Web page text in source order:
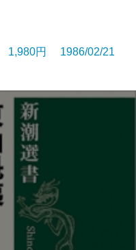
1,980円 1986/02/21